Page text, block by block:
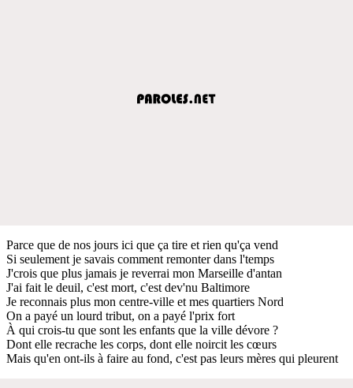
Parce que de nos jours ici que ça tire et rien qu'ça vend
Si seulement je savais comment remonter dans l'temps
J'crois que plus jamais je reverrai mon Marseille d'antan
J'ai fait le deuil, c'est mort, c'est dev'nu Baltimore
Je reconnais plus mon centre-ville et mes quartiers Nord
On a payé un lourd tribut, on a payé l'prix fort
À qui crois-tu que sont les enfants que la ville dévore ?
Dont elle recrache les corps, dont elle noircit les cœurs
Mais qu'en ont-ils à faire au fond, c'est pas leurs mères qui pleurent